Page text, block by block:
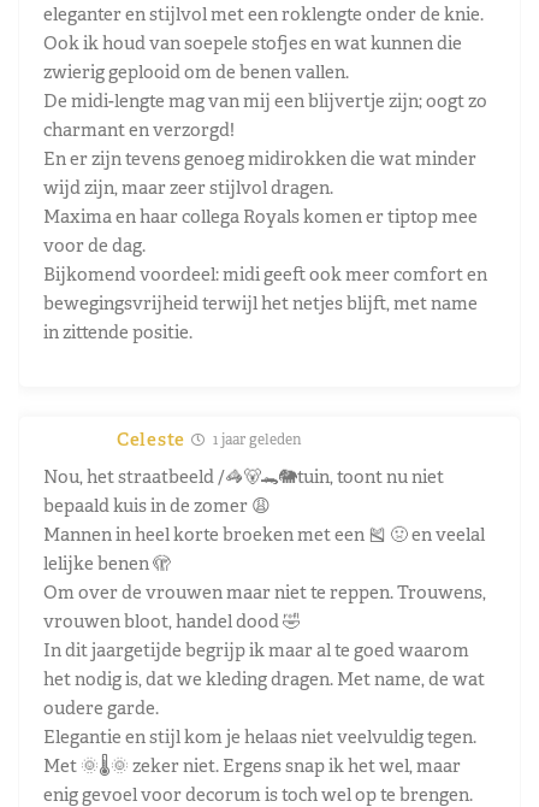
eleganter en stijlvol met een roklengte onder de knie.
Ook ik houd van soepele stofjes en wat kunnen die
zwierig geplooid om de benen vallen.
De midi-lengte mag van mij een blijvertje zijn; oogt zo
charmant en verzorgd!
En er zijn tevens genoeg midirokken die wat minder
wijd zijn, maar zeer stijlvol dragen.
Maxima en haar collega Royals komen er tiptop mee
voor de dag.
Bijkomend voordeel: midi geeft ook meer comfort en
bewegingsvrijheid terwijl het netjes blijft, met name
in zittende positie.
Celeste 1 jaar geleden
Nou, het straatbeeld /🦓🐻🐊🐘tuin, toont nu niet
bepaald kuis in de zomer 😩
Mannen in heel korte broeken met een 🎽 🤢 en veelal
lelijke benen 🫣
Om over de vrouwen maar niet te reppen. Trouwens,
vrouwen bloot, handel dood 🤣
In dit jaargetijde begrijp ik maar al te goed waarom
het nodig is, dat we kleding dragen. Met name, de wat
oudere garde.
Elegantie en stijl kom je helaas niet veelvuldig tegen.
Met 🌞🌡️🌞 zeker niet. Ergens snap ik het wel, maar
enig gevoel voor decorum is toch wel op te brengen.